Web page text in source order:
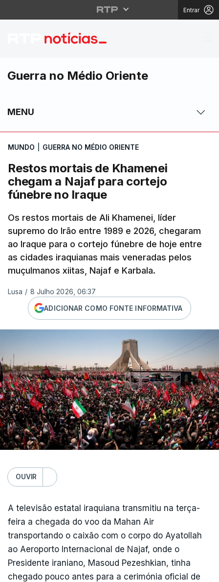
Entrar
Restos mortais de
Guerra no Médio Oriente
MENU
MUNDO GUERRA NO MÉDIO ORIENTE
Restos mortais de Khamenei
chegam a Najaf para cortejo
fúnebre no Iraque
Os restos mortais de Ali Khamenei, líder
supremo do Irão entre 1989 e 2026, chegaram
ao Iraque para o cortejo fúnebre de hoje entre
as cidades iraquianas mais veneradas pelos
muçulmanos xiitas, Najaf e Karbala.
Lusa / 8 Julho 2026, 06:37
ADICIONAR COMO FONTE INFORMATIVA
OUVIR
A televisão estatal iraquiana transmitiu na terça-
feira a chegada do voo da Mahan Air
transportando o caixão com o corpo do Ayatollah
ao Aeroporto Internacional de Najaf, onde o
Presidente iraniano, Masoud Pezeshkian, tinha
chegado pouco antes para a cerimónia oficial de